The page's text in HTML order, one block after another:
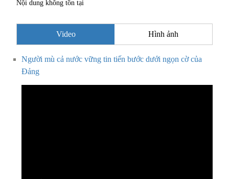
Nội dung không tồn tại
Video Hình ảnh
Người mù cả nước vững tin tiến bước dưới ngọn cờ của
Đảng